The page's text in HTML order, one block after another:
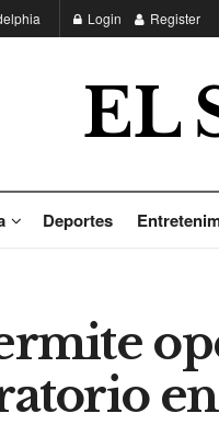
Login Register
EL
Deportes